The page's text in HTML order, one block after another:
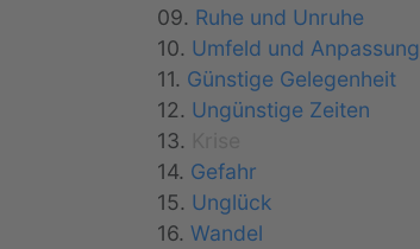
09. Ruhe und Unruhe
10. Umfeld und Anpassung
11. Günstige Gelegenheit
12. Ungünstige Zeiten
13.
14. Gefahr
15. Unglück
16. Wandel